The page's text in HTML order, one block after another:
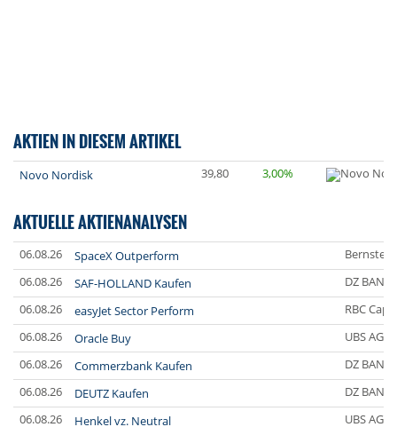
AKTIEN IN DIESEM ARTIKEL
Novo Nordisk 39,80 3,00%
AKTUELLE AKTIENANALYSEN
06.08.26 SpaceX Outperform
06.08.26
SAF-HOLLAND Kaufen
DZ BANK
06.08.26
easyJet Sector Perform
RBC
06.08.26
Oracle Buy
UBS AG
06.08.26
Commerzbank Kaufen
DZ BANK
06.08.26
DEUTZ Kaufen
DZ BANK
06.08.26
Henkel vz. Neutral
UBS AG